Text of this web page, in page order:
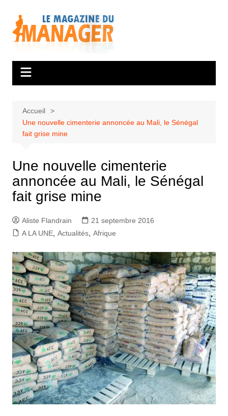
contenu
Accueil
Une nouvelle cimenterie annoncée au Mali, le Sénégal
fait grise mine
Une nouvelle cimenterie
annoncée au Mali, le Sénégal
fait grise mine
Aliste Flandrain
21 septembre 2016
A LA UNE, Actualités, Afrique